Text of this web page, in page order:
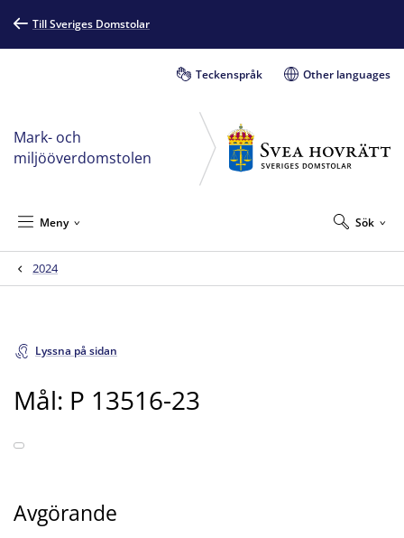
Till Sveriges Domstolar
Teckenspråk Other languages
Mark- och
miljööverdomstolen
Sök
Meny
2024
Lyssna på sidan
Mål: P 13516-23
Avgörande